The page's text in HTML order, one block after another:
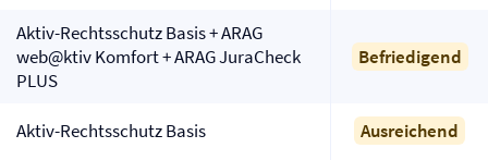
Aktiv-Rechtsschutz Basis + ARAG
web@ktiv Komfort + ARAG JuraCheck
PLUS
Befriedigend
Aktiv-Rechtsschutz Basis Ausreichend